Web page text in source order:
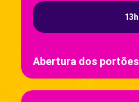
13h
Abertura dos portões